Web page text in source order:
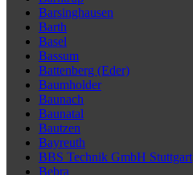
Barsinghausen
Barth
Basel
Bassum
Battenberg (Eder)
Baumholder
Baunach
Baunatal
Bautzen
Bayreuth
BBS Technik GmbH Stuttgart
Bebra